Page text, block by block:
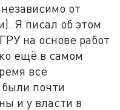
от
Я писал об этом
на основе работ
ещё в самом
все
почти
и у власти в